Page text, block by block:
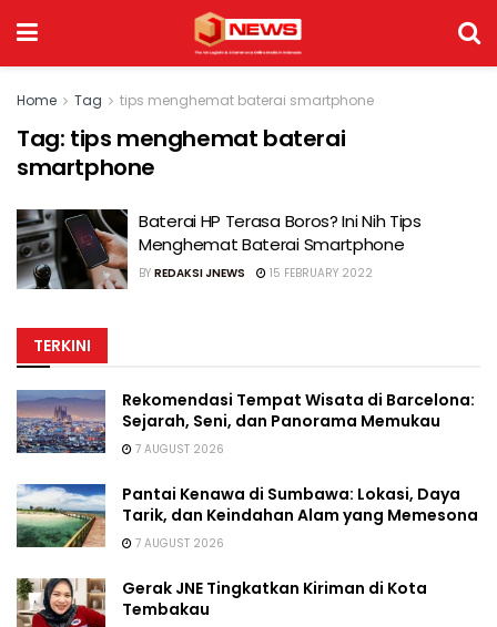
Home Tag tips menghemat baterai smartphone
Tag: tips menghemat baterai
smartphone
Baterai HP Terasa Boros? Ini Nih Tips
Menghemat Baterai Smartphone
BY REDAKSI JNEWS 15 FEBRUARY 2022
TERKINI
Rekomendasi Tempat Wisata di Barcelona:
Sejarah, Seni, dan Panorama Memukau
7 AUGUST 2026
Pantai Kenawa di Sumbawa: Lokasi, Daya
Tarik, dan Keindahan Alam yang Memesona
7 AUGUST 2026
Gerak JNE Tingkatkan Kiriman di Kota
Tembakau